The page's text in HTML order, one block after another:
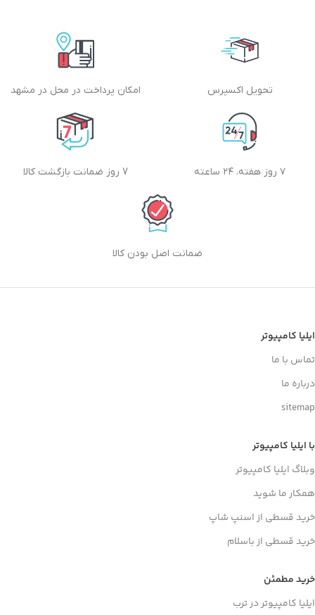
تحویل اکسپرس امکان پرداخت در محل در مشهد
۷ روز هفته، ۲۴ ساعته 7 روز ضمانت بازگشت کالا
ضمانت اصل بودن کالا
ایلیا کامپیوتر
تماس با ما
درباره ما
sitemap
با ایلیا کامپیوتر
وبلاگ ایلیا کامپیوتر
همکار ما شوید
خرید قسطی از اسنپ شاپ
خرید قسطی از باسلام
خرید مطمئن
ایلیا کامپیوتر در ترب